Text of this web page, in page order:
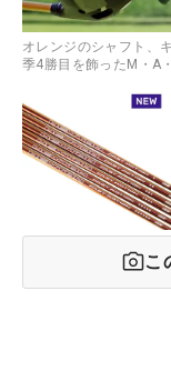
オレンジのシャフト、
季4勝目を飾ったM・A
こ